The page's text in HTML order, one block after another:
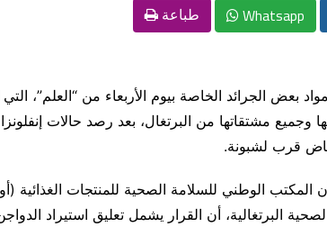
Whatsapp طباعة
بعض الجرائد الخاصة بيوم الأربعاء من “العلم”،
وجميع مشتقاتها من البرتغال، بعد رصد حالات
قرب لشبونة.
المكتب الوطني للسلامة الصحية للمنتجات
البرتغالية، أن القرار يشمل تعليق استيراد